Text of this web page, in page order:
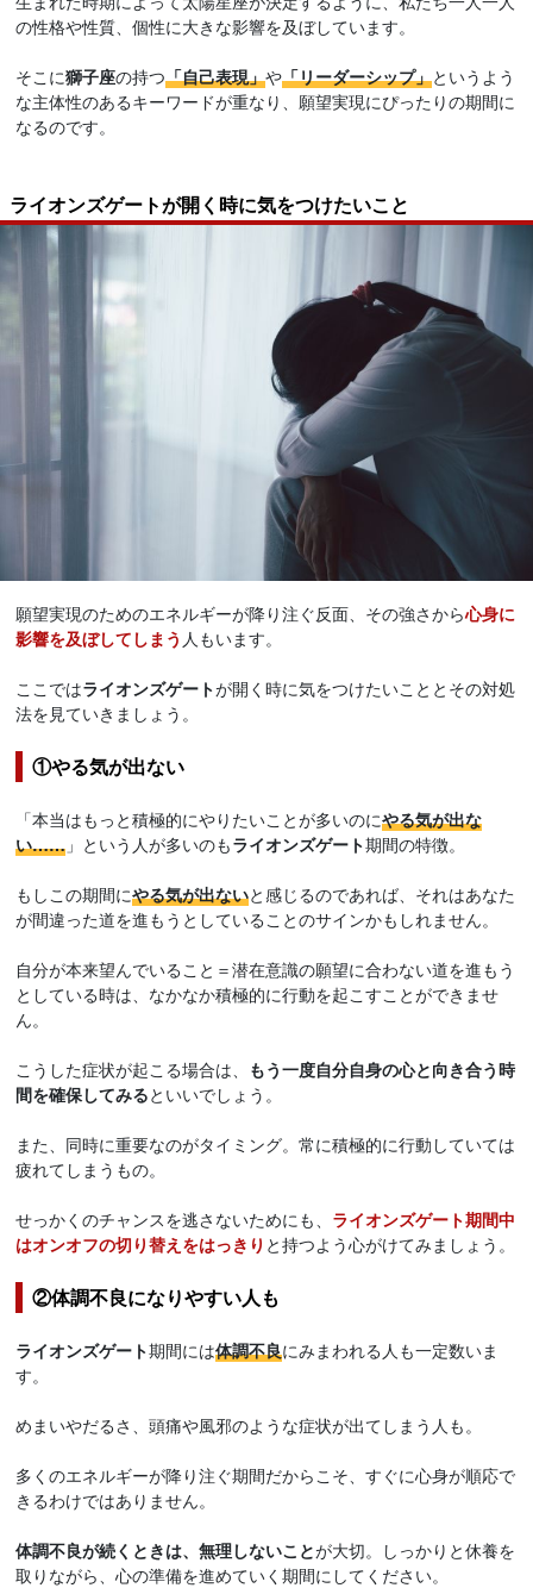
の性格や性質、個性に大きな影響を及ぼしています。
そこに獅子座の持つ「自己表現」や「リーダーシップ」というよう
な主体性のあるキーワードが重なり、願望実現にぴったりの期間に
なるのです。
ライオンズゲートが開く時に気をつけたいこと
願望実現のためのエネルギーが降り注ぐ反面、その強さから心身に
影響を及ぼしてしまう 人もいます。
ここではライオンズゲートが開く時に気をつけたいこととその対処
法を見ていきましょう。
①やる気が出ない
「本当はもっと積極的にやりたいことが多いのにやる気が出な
い…… 」という人が多いのもライオンズゲート期間の特徴。
もしこの期間にやる気が出ないと感じるのであれば、それはあなた
が間違った道を進もうとしていることのサインかもしれません。
自分が本来望んでいること＝潜在意識の願望に合わない道を進もう
としている時は、なかなか積極的に行動を起こすことができませ
ん。
こうした症状が起こる場合は、 もう一度自分自身の心と向き合う時
間を確保してみるといいでしょう。
また、同時に重要なのがタイミング。常に積極的に行動していては
疲れてしまうもの。
せっかくのチャンスを逃さないためにも、 ライオンズゲート期間中
はオンオフの切り替えをはっきり と持つよう心がけてみましょう。
②体調不良になりやすい人も
ライオンズゲート期間には体調不良にみまわれる人も一定数いま
す。
めまいやだるさ、頭痛や風邪のような症状が出てしまう人も。
多くのエネルギーが降り注ぐ期間だからこそ、すぐに心身が順応で
きるわけではありません。
体調不良が続くときは、無理しないことが大切。しっかりと休養を
取りながら、心の準備を進めていく期間にしてください。